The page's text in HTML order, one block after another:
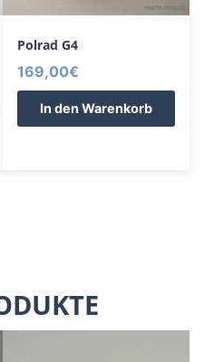
Polrad G4
169,00€
In den Warenkorb